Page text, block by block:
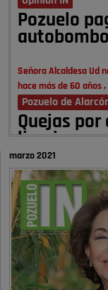
Pozuelo
Señora Alcaldesa Ud
hace más de 60 años ,
Pozuelo de
Quejas
limpieza …
A ver si es posible
solamente jóvenes
Pozuelo de
Pozuelo
obras …
marzo 2021